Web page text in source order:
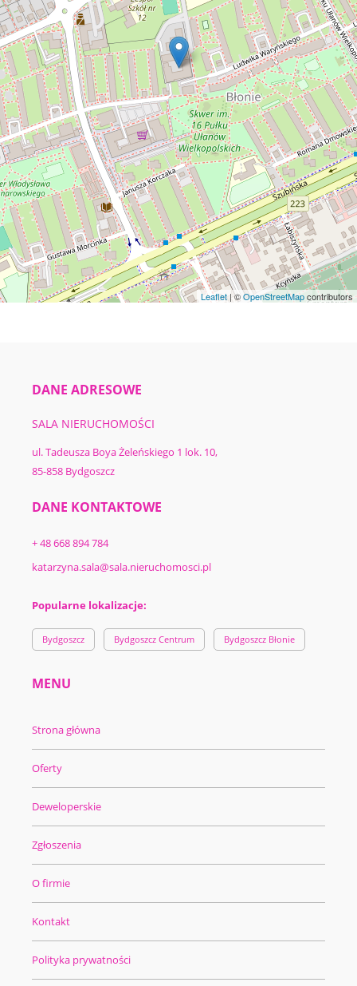
Leaflet | ©OpenStreetMapcontributors
DANE ADRESOWE
SALA NIERUCHOMOŚCI
ul. Tadeusza Boya Żeleńskiego 1 lok. 10,
85-858 Bydgoszcz
DANE KONTAKTOWE
+ 48 668 894 784
katarzyna.sala@sala.nieruchomosci.pl
Popularne lokalizacje:
Bydgoszcz Bydgoszcz Centrum Bydgoszcz Błonie
MENU
Strona główna
Oferty
Deweloperskie
Zgłoszenia
O firmie
Kontakt
Polityka prywatności